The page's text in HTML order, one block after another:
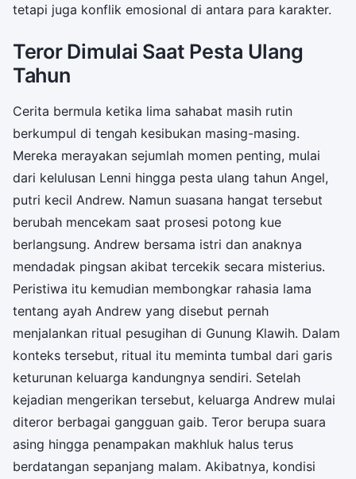
tetapi juga konflik emosional di antara para karakter.
Teror Dimulai Saat Pesta Ulang
Tahun
Cerita bermula ketika lima sahabat masih rutin
berkumpul di tengah kesibukan masing-masing.
Mereka merayakan sejumlah momen penting, mulai
dari kelulusan Lenni hingga pesta ulang tahun Angel,
putri kecil Andrew. Namun suasana hangat tersebut
berubah mencekam saat prosesi potong kue
berlangsung. Andrew bersama istri dan anaknya
mendadak pingsan akibat tercekik secara misterius.
Peristiwa itu kemudian membongkar rahasia lama
tentang ayah Andrew yang disebut pernah
menjalankan ritual pesugihan di Gunung Klawih. Dalam
konteks tersebut, ritual itu meminta tumbal dari garis
keturunan keluarga kandungnya sendiri. Setelah
kejadian mengerikan tersebut, keluarga Andrew mulai
diteror berbagai gangguan gaib. Teror berupa suara
asing hingga penampakan makhluk halus terus
berdatangan sepanjang malam. Akibatnya, kondisi